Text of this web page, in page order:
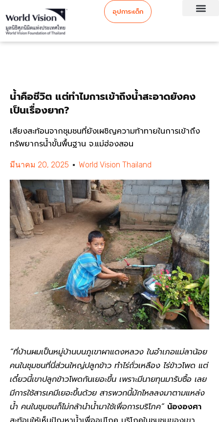
อุปการะเด็ก
น้ำคือชีวิต แต่ทำไมการเข้าถึงน้ำสะอาดยังคง
เป็นเรื่องยาก?
เสียงสะท้อนจากชุมชนที่ยังเผชิญความท้าทายในการเข้าถึง
ทรัพยากรน้ำขั้นพื้นฐาน จ.แม่ฮ่องสอน
มีนาคม 20, 2025 World Vision Thailand
“ที่บ้านผมเป็นหมู่บ้านบนภูเขาผาแดงหลวง ในอำเภอแม่ลาน้อย
คนในชุมชนที่นี่ส่วนใหญ่ปลูกข้าว ทำไร่ถั่วเหลือง ไร่ข้าวโพด แต่
เดี๋ยวนี้เขาปลูกข้าวโพดกันเยอะขึ้น เพราะมีนายทุนมารับซื้อ เลย
มีการใช้สารเคมีเยอะขึ้นด้วย สารพวกนี้มักไหลลงมาตามแหล่ง
น้ำ คนในชุมชนก็ไม่กล้านำน้ำมาใช้เพื่อการบริโภค” น้ององศา